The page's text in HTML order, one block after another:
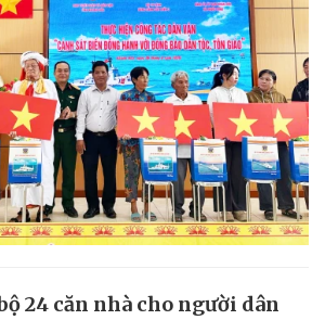
24 căn nhà cho người dân